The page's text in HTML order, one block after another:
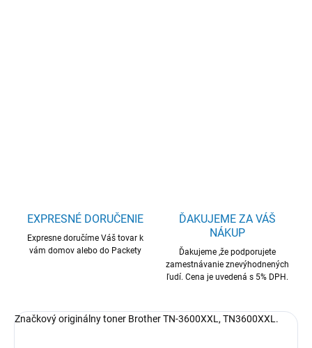
EXPRESNÉ DORUČENIE
Expresne doručíme Váš tovar k
vám domov alebo do Packety
ĎAKUJEME ZA VÁŠ
NÁKUP
Ďakujeme ,že podporujete
zamestnávanie znevýhodnených
ľudí. Cena je uvedená s 5% DPH.
Značkový originálny toner Brother TN-3600XXL, TN3600XXL.